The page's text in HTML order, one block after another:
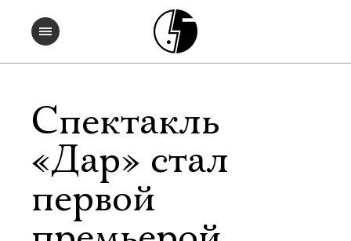
Спектакль
«Дар» стал
первой